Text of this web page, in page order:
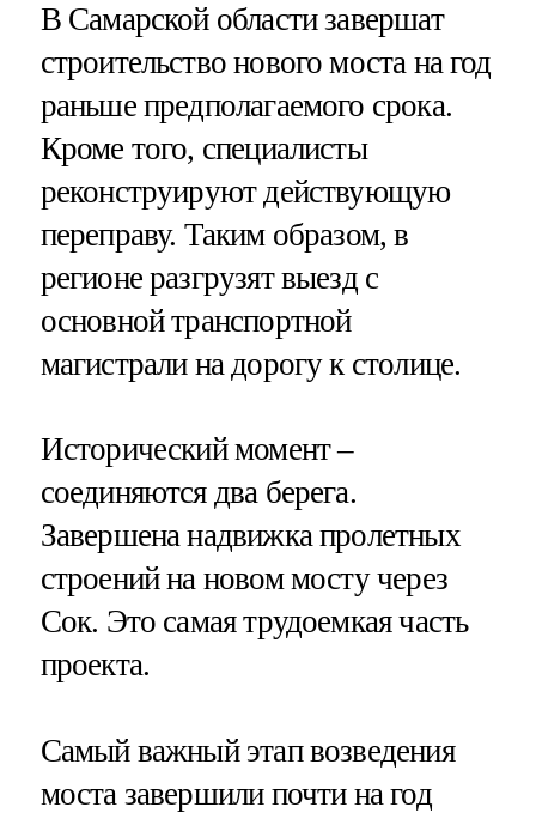
В Самарской области завершат
строительство нового моста на год
раньше предполагаемого срока.
Кроме того, специалисты
реконструируют действующую
переправу. Таким образом, в
регионе разгрузят выезд с
основной транспортной
магистрали на дорогу к столице.
Исторический момент –
соединяются два берега.
Завершена надвижка пролетных
строений на новом мосту через
Сок. Это самая трудоемкая часть
проекта.
Самый важный этап возведения
моста завершили почти на год